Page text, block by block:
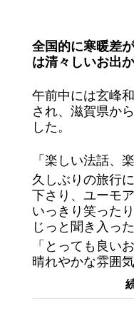
全国的に寒暖差
は清々しいお出
午前中には玄峰
され、滋賀県か
した。
「楽しい法話、
久しぶりの旅行
下さり、ユーモ
いっきり笑った
じっと聞き入った
「とっても良い
晴れやかな雰囲